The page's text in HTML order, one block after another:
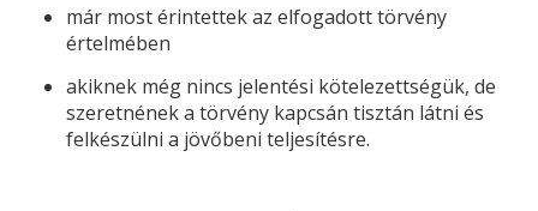
már mostérintettekaz elfogadott törvény
értelmében
akiknek még nincs jelentési kötelezettségük, de
szeretnének a törvény kapcsán tisztán látni és
felkészülni a jövőbeni teljesítésre.